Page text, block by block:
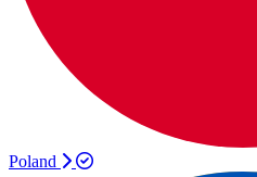
Poland